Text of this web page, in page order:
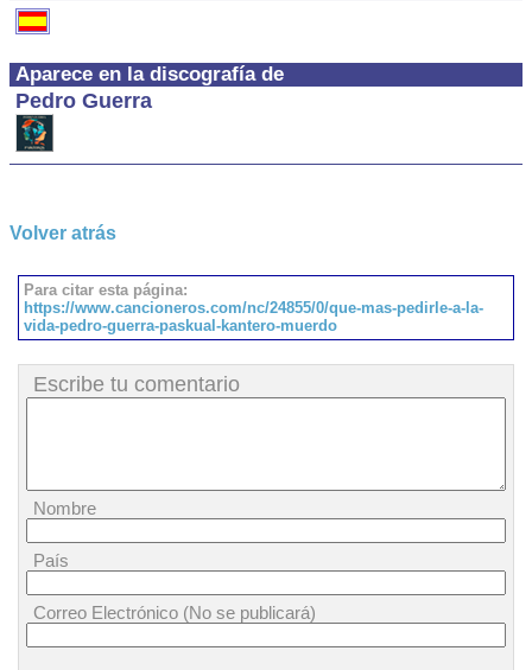
Aparece en la discografía de
Pedro Guerra
Volver atrás
Para citar esta página:
https://www.cancioneros.com/nc/24855/0/que-mas-pedirle-a-la-
vida-pedro-guerra-paskual-kantero-muerdo
Escribe tu comentario
Nombre
País
Correo Electrónico (No se publicará)